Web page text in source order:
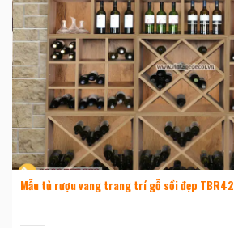
Mẫu tủ rượu vang trang trí gỗ sồi đẹp TBR42